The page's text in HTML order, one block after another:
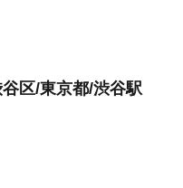
区/東京都/渋谷駅